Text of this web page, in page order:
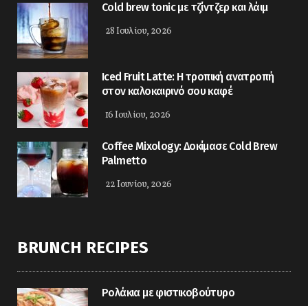
Cold brew tonic με τζίντζερ και λάιμ
28 Ιουλίου, 2026
Iced Fruit Latte: Η τροπική ανατροπή
στον καλοκαιρινό σου καφέ
16 Ιουλίου, 2026
Coffee Mixology: Δοκίμασε Cold Brew
Palmetto
22 Ιουνίου, 2026
BRUNCH RECIPES
Ρολάκια με φιστικοβούτυρο